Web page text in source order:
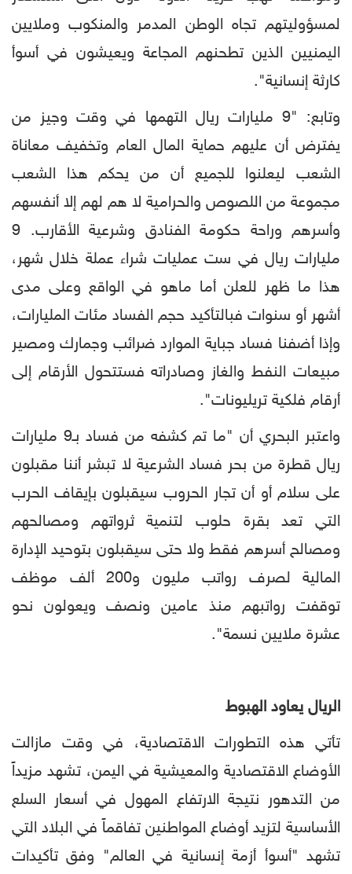
لمسؤوليتهم تجاه الوطن المدمر والمنكوب وملايين
اليمنيين الذين تطحنهم المجاعة ويعيشون في أسوأ
كارثة إنسانية".
وتابع: "9 مليارات ريال التهمها في وقت وجيز من
يفترض أن عليهم حماية المال العام وتخفيف معاناة
الشعب ليعلنوا للجميع أن من يحكم هذا الشعب
مجموعة من اللصوص والحرامية لا هم لهم إلا أنفسهم
وأسرهم وراحة حكومة الفنادق وشرعية الأقارب. 9
مليارات ريال في ست عمليات شراء عملة خلال شهر،
هذا ما ظهر للعلن أما ماهو في الواقع وعلى مدى
أشهر أو سنوات فبالتأكيد حجم الفساد مئات المليارات،
وإذا أضفنا فساد جباية الموارد ضرائب وجمارك ومصير
مبيعات النفط والغاز وصادراته فستتحول الأرقام إلى
أرقام فلكية تريليونات".
واعتبر البحري أن "ما تم كشفه من فساد بـ9 مليارات
ريال قطرة من بحر فساد الشرعية لا تبشر أننا مقبلون
على سلام أو أن تجار الحروب سيقبلون بإيقاف الحرب
التي تعد بقرة حلوب لتنمية ثرواتهم ومصالحهم
ومصالح أسرهم فقط ولا حتى سيقبلون بتوحيد الإدارة
المالية لصرف رواتب مليون و200 ألف موظف
توقفت رواتبهم منذ عامين ونصف ويعولون نحو
عشرة ملايين نسمة".
الريال يعاود الهبوط
تأتي هذه التطورات الاقتصادية، في وقت مازالت
الأوضاع الاقتصادية والمعيشية في اليمن، تشهد مزيداً
من التدهور نتيجة الارتفاع المهول في أسعار السلع
الأساسية لتزيد أوضاع المواطنين تفاقماً في البلاد التي
تشهد "أسوأ أزمة إنسانية في العالم" وفق تأكيدات